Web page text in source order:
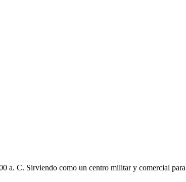
a. C. Sirviendo como un centro militar y comercial